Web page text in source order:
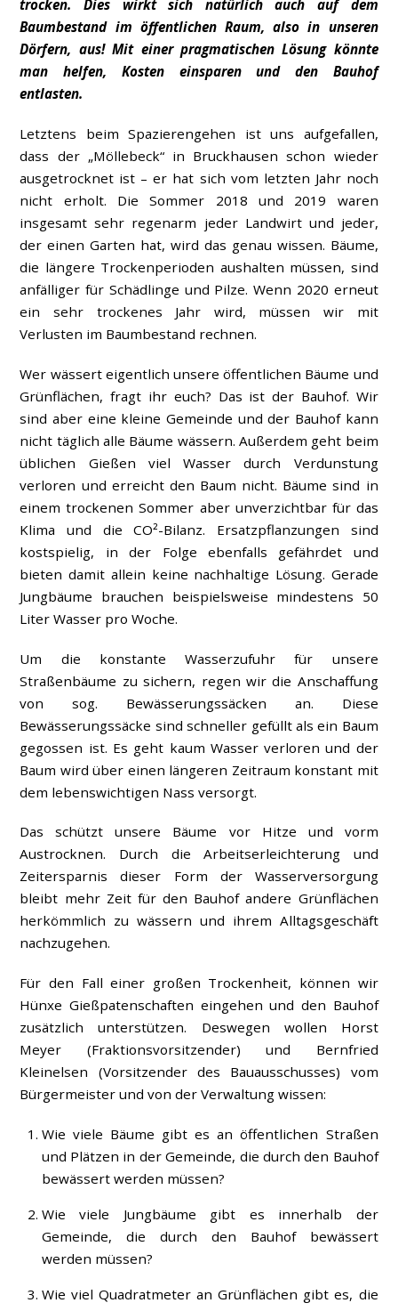
trocken. Dies wirkt sich natürlich auch auf dem
Baumbestand im öffentlichen Raum, also in unseren
Dörfern, aus! Mit einer pragmatischen Lösung könnte
man helfen, Kosten einsparen und den Bauhof
entlasten.
Letztens beim Spazierengehen ist uns aufgefallen,
dass der „Möllebeck“ in Bruckhausen schon wieder
ausgetrocknet ist – er hat sich vom letzten Jahr noch
nicht erholt. Die Sommer 2018 und 2019 waren
insgesamt sehr regenarm jeder Landwirt und jeder,
der einen Garten hat, wird das genau wissen. Bäume,
die längere Trockenperioden aushalten müssen, sind
anfälliger für Schädlinge und Pilze. Wenn 2020 erneut
ein sehr trockenes Jahr wird, müssen wir mit
Verlusten im Baumbestand rechnen.
Wer wässert eigentlich unsere öffentlichen Bäume und
Grünflächen, fragt ihr euch? Das ist der Bauhof. Wir
sind aber eine kleine Gemeinde und der Bauhof kann
nicht täglich alle Bäume wässern. Außerdem geht beim
üblichen Gießen viel Wasser durch Verdunstung
verloren und erreicht den Baum nicht. Bäume sind in
einem trockenen Sommer aber unverzichtbar für das
Klima und die CO²-Bilanz. Ersatzpflanzungen sind
kostspielig, in der Folge ebenfalls gefährdet und
bieten damit allein keine nachhaltige Lösung. Gerade
Jungbäume brauchen beispielsweise mindestens 50
Liter Wasser pro Woche.
Um die konstante Wasserzufuhr für unsere
Straßenbäume zu sichern, regen wir die Anschaffung
von sog. Bewässerungssäcken an. Diese
Bewässerungssäcke sind schneller gefüllt als ein Baum
gegossen ist. Es geht kaum Wasser verloren und der
Baum wird über einen längeren Zeitraum konstant mit
dem lebenswichtigen Nass versorgt.
Das schützt unsere Bäume vor Hitze und vorm
Austrocknen. Durch die Arbeitserleichterung und
Zeitersparnis dieser Form der Wasserversorgung
bleibt mehr Zeit für den Bauhof andere Grünflächen
herkömmlich zu wässern und ihrem Alltagsgeschäft
nachzugehen.
Für den Fall einer großen Trockenheit, können wir
Hünxe Gießpatenschaften eingehen und den Bauhof
zusätzlich unterstützen. Deswegen wollen Horst
Meyer (Fraktionsvorsitzender) und Bernfried
Kleinelsen (Vorsitzender des Bauausschusses) vom
Bürgermeister und von der Verwaltung wissen:
Wie viele Bäume gibt es an öffentlichen Straßen
und Plätzen in der Gemeinde, die durch den Bauhof
bewässert werden müssen?
Wie viele Jungbäume gibt es innerhalb der
Gemeinde, die durch den Bauhof bewässert
werden müssen?
Wie viel Quadratmeter an Grünflächen gibt es, die